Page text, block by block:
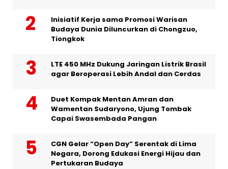
Inisiatif Kerja sama Promosi Warisan
Budaya Dunia Diluncurkan di Chongzuo,
Tiongkok
LTE 450 MHz Dukung Jaringan Listrik Brasil
agar Beroperasi Lebih Andal dan Cerdas
Duet Kompak Mentan Amran dan
Wamentan Sudaryono, Ujung Tombak
Capai Swasembada Pangan
CGN Gelar “Open Day” Serentak di Lima
Negara, Dorong Edukasi Energi Hijau dan
Pertukaran Budaya